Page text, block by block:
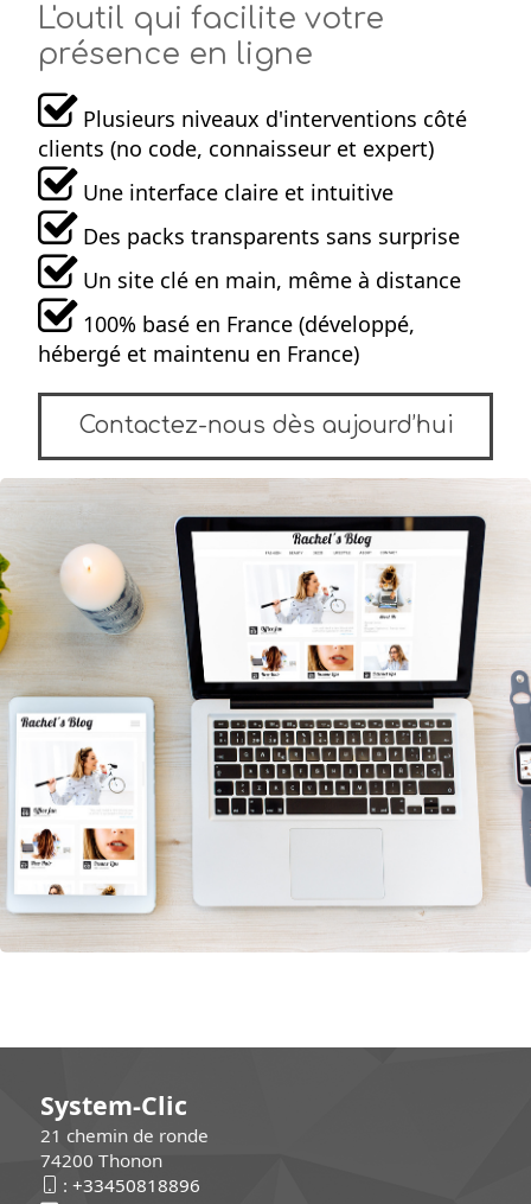
L'outil qui facilite votre
présence en ligne
Plusieurs niveaux d'interventions côté
clients (no code, connaisseur et expert)
Une interface claire et intuitive
Des packs transparents sans surprise
Un site clé en main, même à distance
100% basé en France (développé,
hébergé et maintenu en France)
Contactez-nous dès aujourd’hui
System-Clic
21 chemin de ronde
74200 Thonon
: +33450818896